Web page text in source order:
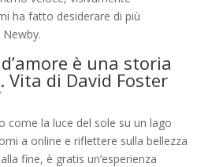
ha fatto desiderare di più
è una storia
di David Foster
come la luce del sole su un lago
a online e riflettere sulla bellezza
fine, è gratis un’esperienza